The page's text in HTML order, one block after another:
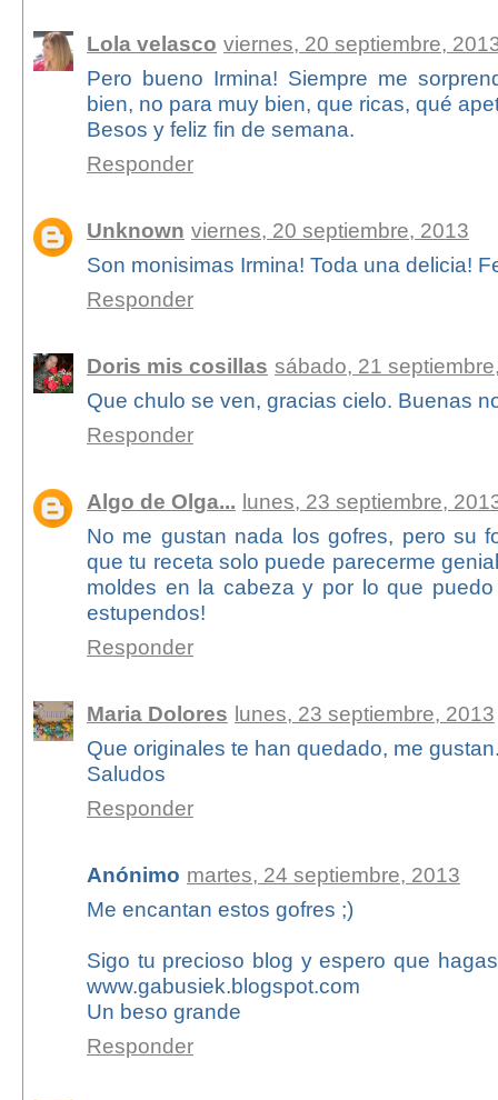
Lola velasco viernes, 20 septiembre,
Pero bueno Irmina! Siempre me
bien, no para muy bien, que ricas, qué
Besos y feliz fin de semana.
Responder
Unknown viernes, 20 septiembre, 2013
Son monisimas Irmina! Toda una delicia!
Responder
Doris mis cosillas sábado, 21
Que chulo se ven, gracias cielo. Buenas
Responder
Algo de Olga... lunes, 23 septiembre,
No me gustan nada los gofres, pero su
que tu receta solo puede parecerme
moldes en la cabeza y por lo que
estupendos!
Responder
Maria Dolores lunes, 23 septiembre, 2013
Que originales te han quedado, me
Saludos
Responder
Anónimo martes, 24 septiembre, 2013
Me encantan estos gofres ;)
Sigo tu precioso blog y espero que
www.gabusiek.blogspot.com
Un beso grande
Responder